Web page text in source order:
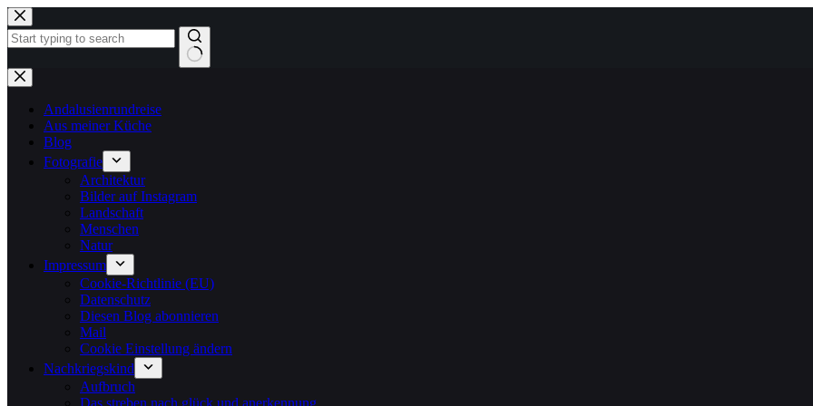
Zum
Inhalt
springen
Keine
Ergebnisse
Andalusienrundreise
Aus meiner Küche
Blog
Fotografie
Architektur
Bilder auf Instagram
Landschaft
Menschen
Natur
Impressum
Cookie-Richtlinie (EU)
Datenschutz
Diesen Blog abonnieren
Mail
Cookie Einstellung ändern
Nachkriegskind
Aufbruch
Das streben nach glück und anerkennung